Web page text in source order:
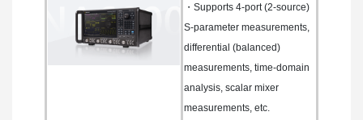
・Supports 4-port (2-source)
S-parameter measurements,
differential (balanced)
measurements, time-domain
analysis, scalar mixer
measurements, etc.